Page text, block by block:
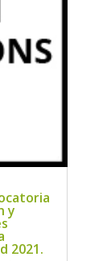
y
2021.